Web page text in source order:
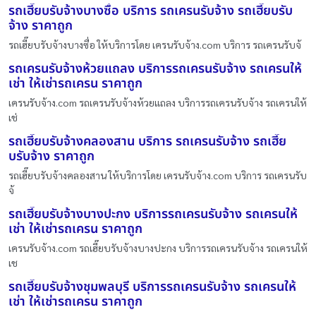
รถเฮี๊ยบรับจ้างบางซื่อ บริการ รถเครนรับจ้าง รถเฮี๊ยบรับ
จ้าง ราคาถูก
รถเฮี๊ยบรับจ้างบางซื่อ ให้บริการโดย เครนรับจ้าง.com บริการ รถเครนรับจ้
รถเครนรับจ้างห้วยแถลง บริการรถเครนรับจ้าง รถเครนให้
เช่า ให้เช่ารถเครน ราคาถูก
เครนรับจ้าง.com รถเครนรับจ้างห้วยแถลง บริการรถเครนรับจ้าง รถเครนให้
เช่
รถเฮี๊ยบรับจ้างคลองสาน บริการ รถเครนรับจ้าง รถเฮี๊ย
บรับจ้าง ราคาถูก
รถเฮี๊ยบรับจ้างคลองสาน ให้บริการโดย เครนรับจ้าง.com บริการ รถเครนรับ
จ้
รถเฮี๊ยบรับจ้างบางปะกง บริการรถเครนรับจ้าง รถเครนให้
เช่า ให้เช่ารถเครน ราคาถูก
เครนรับจ้าง.com รถเฮี๊ยบรับจ้างบางปะกง บริการรถเครนรับจ้าง รถเครนให้
เช
รถเฮี๊ยบรับจ้างชุมพลบุรี บริการรถเครนรับจ้าง รถเครนให้
เช่า ให้เช่ารถเครน ราคาถูก